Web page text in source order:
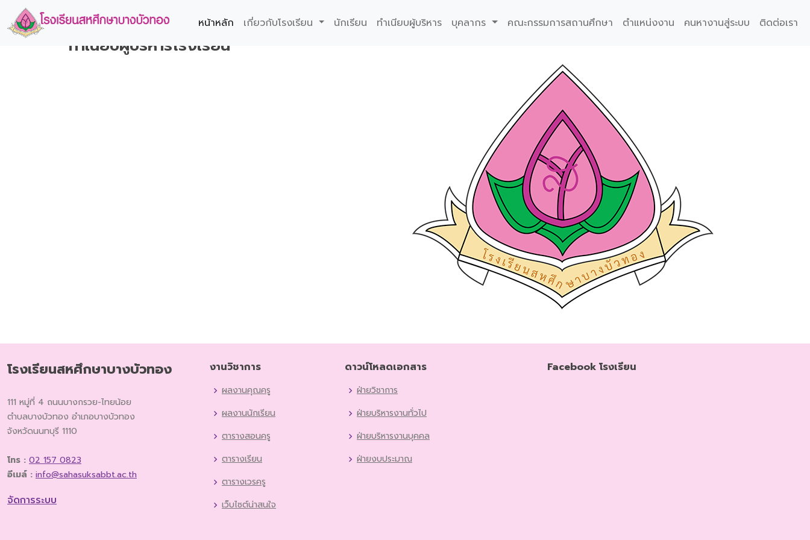
หน้าหลัก เกี่ยวกับโรงเรียน นักเรียน ทำเนียบผู้บริหาร บุคลากร คณะกรรมการสถานศึกษา ตำแหน่งงาน คนหางานสู่ระบบ ติดต่อเรา
ทำเนียบผู้บริหารโรงเรียน
โรงเรียนสหศึกษาบางบัวทอง
111 หมู่ที่ 4 ถนนบางกรวย-ไทยน้อย
ตำบลบางบัวทอง อำเภอบางบัวทอง
จังหวัดนนทบุรี 1110
โทร : 02 157 0823
อีเมล์ : info@sahasuksabbt.ac.th
จัดการระบบ
งานวิชาการ
ผลงานคุณครู
ผลงานนักเรียน
ตารางสอนครู
ตารางเรียน
ตารางเวรครู
เว็บไซต์น่าสนใจ
ดาวน์โหลดเอกสาร
ฝ่ายวิชาการ
ฝ่ายบริหารงานทั่วไป
ฝ่ายบริหารงานบุคคล
ฝ่ายงบประมาณ
Facebook โรงเรียน